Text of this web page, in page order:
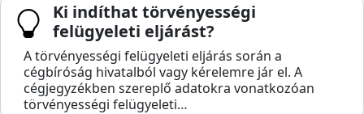
Ki indíthat törvényességi
felügyeleti eljárást?
A törvényességi felügyeleti eljárás során a
cégbíróság hivatalból vagy kérelemre jár el. A
cégjegyzékben szereplő adatokra vonatkozóan
törvényességi felügyeleti…